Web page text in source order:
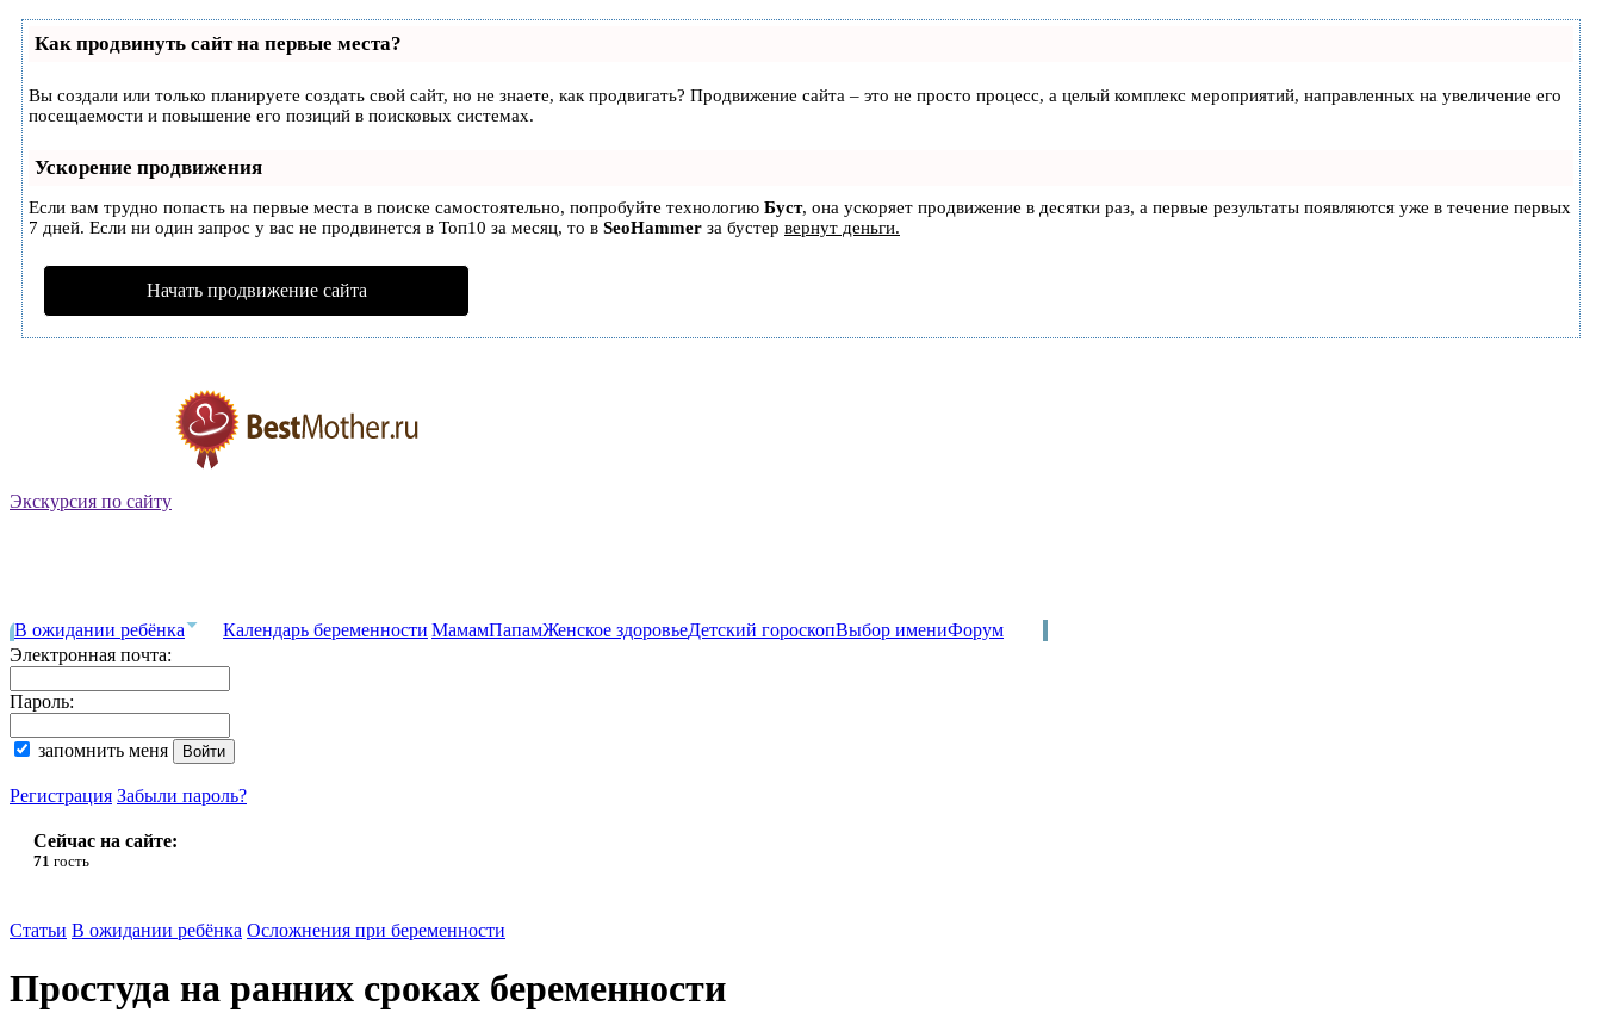
Как продвинуть сайт на первые места?
Вы создали или только планируете создать свой сайт, но не знаете, как продвигать? Продвижение сайта – это не просто процесс, а целый комплекс мероприятий, направленных на увеличение его
посещаемости и повышение его позиций в поисковых системах.
Ускорение продвижения
Если вам трудно попасть на первые места в поиске самостоятельно, попробуйте технологию Буст, она ускоряет продвижение в десятки раз, а первые результаты появляются уже в течение первых
7 дней. Если ни один запрос у вас не продвинется в Топ10 за месяц, то в SeoHammer за бустер вернут деньги.
Начать продвижение сайта
Экскурсия по сайту
В ожидании ребёнка Календарь беременности МамамПапамЖенское здоровьеДетский гороскопВыбор имениФорум
Электронная почта:
Пароль:
запомнить меня
Регистрация Забыли пароль?
Сейчас на сайте:
71 гость
Статьи В ожидании ребёнка Осложнения при беременности
Простуда на ранних сроках беременности